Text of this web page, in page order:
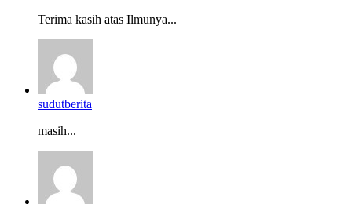
Terima kasih atas Ilmunya...
sudutberita
masih...